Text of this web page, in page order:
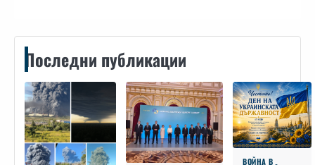
Последни публикации
ВОЙНА В